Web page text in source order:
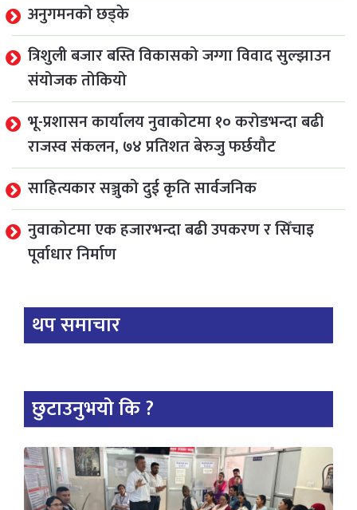
अनुगमनको छड्के
त्रिशुली बजार बस्ति विकासको जग्गा विवाद सुल्झाउन
संयोजक तोकियो
भू-प्रशासन कार्यालय नुवाकोटमा १० करोडभन्दा बढी
राजस्व संकलन, ७४ प्रतिशत बेरुजु फर्छयौट
साहित्यकार सञ्जुको दुई कृति सार्वजनिक
नुवाकोटमा एक हजारभन्दा बढी उपकरण र सिँचाइ
पूर्वाधार निर्माण
थप समाचार
छुटाउनुभयो कि ?